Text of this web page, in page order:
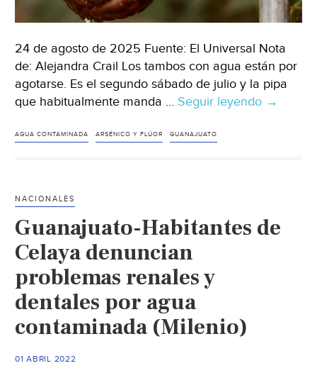
24 de agosto de 2025 Fuente: El Universal Nota
de: Alejandra Crail Los tambos con agua están por
agotarse. Es el segundo sábado de julio y la pipa
que habitualmente manda … Seguir leyendo
(El
→
AGUA CONTAMINADA ARSÉNICO Y FLÚOR GUANAJUATO
NACIONALES
Guanajuato-Habitantes de
Celaya denuncian
problemas renales y
dentales por agua
contaminada (Milenio)
01 ABRIL 2022